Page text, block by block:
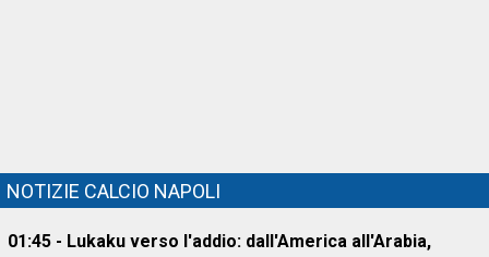
NOTIZIE CALCIO NAPOLI
01:45 - Lukaku verso l'addio: dall'America all'Arabia,